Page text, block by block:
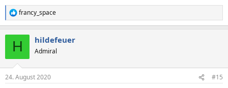
R
e
e
francy_space
H hildefeuer
Admiral
24. August 2020 #15